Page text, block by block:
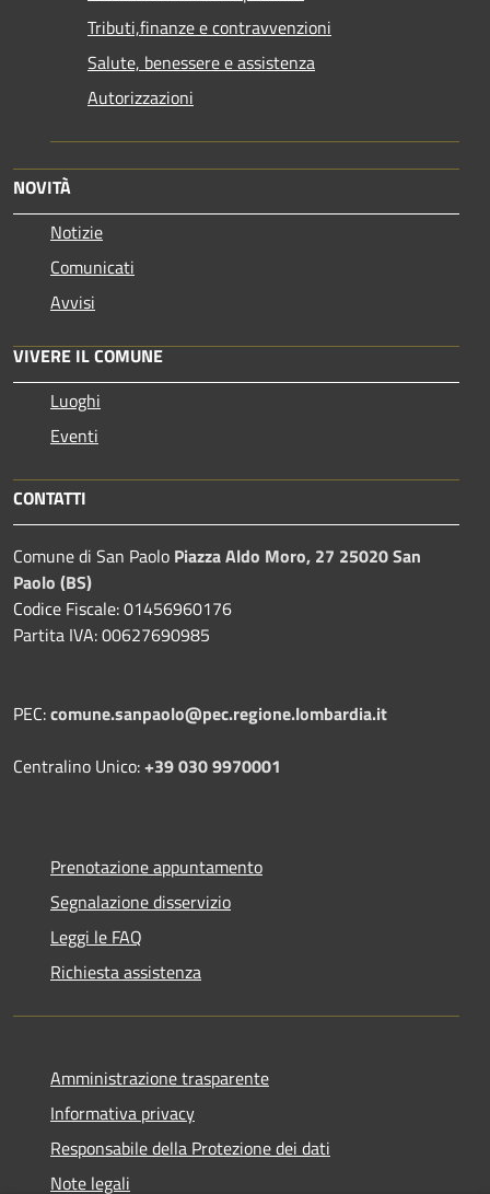
Tributi,finanze e contravvenzioni
Salute, benessere e assistenza
Autorizzazioni
NOVITÀ
Notizie
Comunicati
Avvisi
VIVERE IL COMUNE
Luoghi
Eventi
CONTATTI
Comune di San Paolo Piazza Aldo Moro, 27 25020 San
Paolo (BS)
Codice Fiscale: 01456960176
Partita IVA: 00627690985
PEC:comune.sanpaolo@pec.regione.lombardia.it
Centralino Unico:+39 030 9970001
Prenotazione appuntamento
Segnalazione disservizio
Leggi le FAQ
Richiesta assistenza
Amministrazione trasparente
Informativa privacy
Responsabile della Protezione dei dati
Note legali